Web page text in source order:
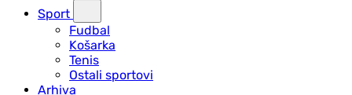
Sport
Fudbal
Košarka
Tenis
Ostali sportovi
Arhiva